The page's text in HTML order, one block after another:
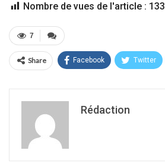
Nombre de vues de l'article : 133
7
Share Facebook Twitter
Rédaction